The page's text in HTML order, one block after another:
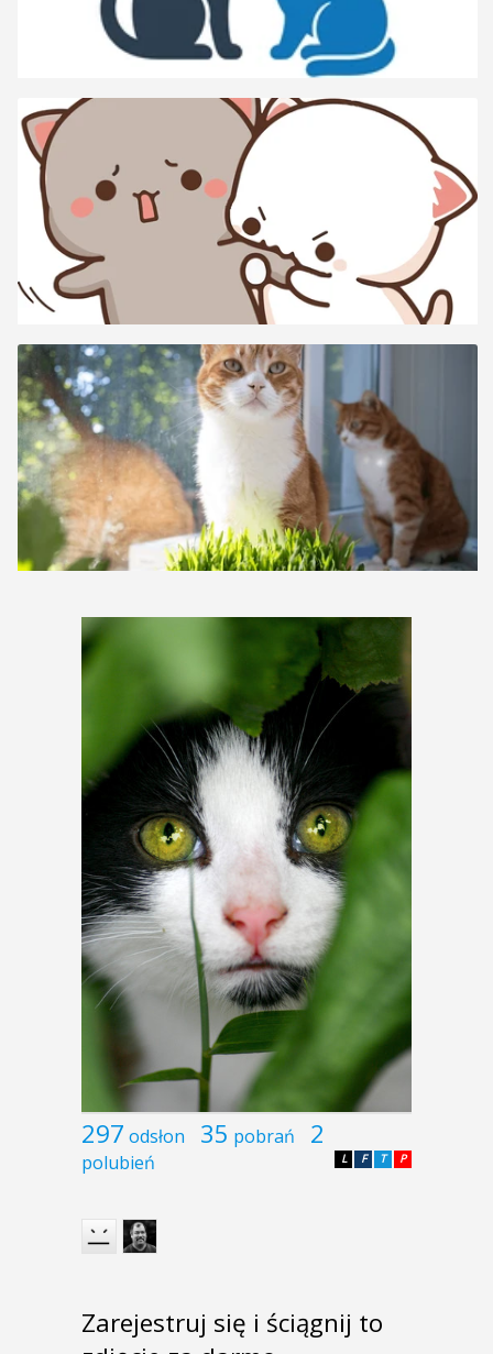
297 odsłon 35 pobrań 2
polubień P
T
F
L
Zarejestruj się i ściągnij to